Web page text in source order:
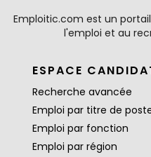
Emploitic.com est un
l'emploi et au
ESPACE
Recherche avancée
Emploi par titre de
Emploi par fonction
Emploi par région